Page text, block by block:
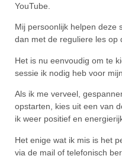
YouTube.
Mij persoonlijk helpen deze
dan met de reguliere les op
Het is nu eenvoudig om te
sessie ik nodig heb voor
Als ik me verveel,
opstarten, kies uit een van
ik weer positief en
Het enige wat ik mis is het
via de mail of telefonisch